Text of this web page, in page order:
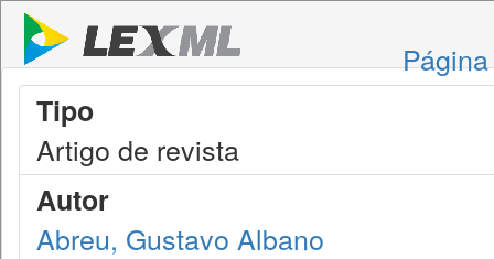
Tipo
Artigo de revista
Autor
Abreu, Gustavo Albano